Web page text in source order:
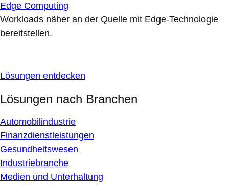
Edge Computing
Workloads näher an der Quelle mit Edge-Technologie
bereitstellen.
Lösungen entdecken
Lösungen nach Branchen
Automobilindustrie
Finanzdienstleistungen
Gesundheitswesen
Industriebranche
Medien und Unterhaltung